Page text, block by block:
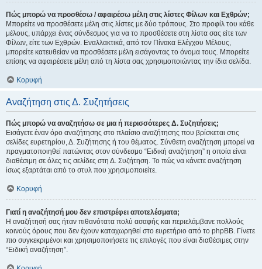
Πώς μπορώ να προσθέσω / αφαιρέσω μέλη στις λίστες Φίλων και Εχθρών;
Μπορείτε να προσθέσετε μέλη στις λίστες με δύο τρόπους. Στο προφίλ του κάθε
μέλους, υπάρχει ένας σύνδεσμος για να το προσθέσετε στη λίστα σας είτε των
Φίλων, είτε των Εχθρών. Εναλλακτικά, από τον Πίνακα Ελέγχου Μέλους,
μπορείτε κατευθείαν να προσθέσετε μέλη εισάγοντας το όνομα τους. Μπορείτε
επίσης να αφαιρέσετε μέλη από τη λίστα σας χρησιμοποιώντας την ίδια σελίδα.
Κορυφή
Αναζήτηση στις Δ. Συζητήσεις
Πώς μπορώ να αναζητήσω σε μια ή περισσότερες Δ. Συζητήσεις;
Εισάγετε έναν όρο αναζήτησης στο πλαίσιο αναζήτησης που βρίσκεται στις
σελίδες ευρετηρίου, Δ. Συζήτησης ή του θέματος. Σύνθετη αναζήτηση μπορεί να
πραγματοποιηθεί πατώντας στον σύνδεσμο “Ειδική αναζήτηση” η οποία είναι
διαθέσιμη σε όλες τις σελίδες στη Δ. Συζήτηση. Το πώς να κάνετε αναζήτηση
ίσως εξαρτάται από το στυλ που χρησιμοποιείτε.
Κορυφή
Γιατί η αναζήτησή μου δεν επιστρέφει αποτελέσματα;
Η αναζήτησή σας ήταν πιθανότατα πολύ ασαφής και περιελάμβανε πολλούς
κοινούς όρους που δεν έχουν καταχωρηθεί στο ευρετήριο από το phpBB. Γίνετε
πιο συγκεκριμένοι και χρησιμοποιήσετε τις επιλογές που είναι διαθέσιμες στην
“Ειδική αναζήτηση”.